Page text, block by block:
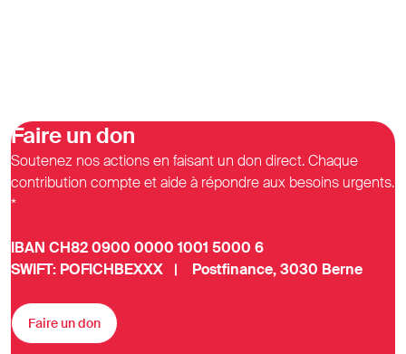
Faire un don
Soutenez nos actions en faisant un don direct. Chaque
contribution compte et aide à répondre aux besoins urgents.
*
IBAN CH82 0900 0000 1001 5000 6
SWIFT: POFICHBEXXX | Postfinance, 3030 Berne
Faire un don